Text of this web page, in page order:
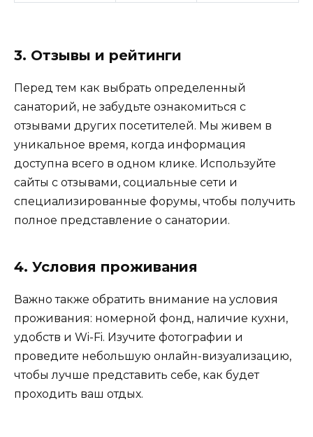
3. Отзывы и рейтинги
Перед тем как выбрать определенный
санаторий, не забудьте ознакомиться с
отзывами других посетителей. Мы живем в
уникальное время, когда информация
доступна всего в одном клике. Используйте
сайты с отзывами, социальные сети и
специализированные форумы, чтобы получить
полное представление о санатории.
4. Условия проживания
Важно также обратить внимание на условия
проживания: номерной фонд, наличие кухни,
удобств и Wi-Fi. Изучите фотографии и
проведите небольшую онлайн-визуализацию,
чтобы лучше представить себе, как будет
проходить ваш отдых.